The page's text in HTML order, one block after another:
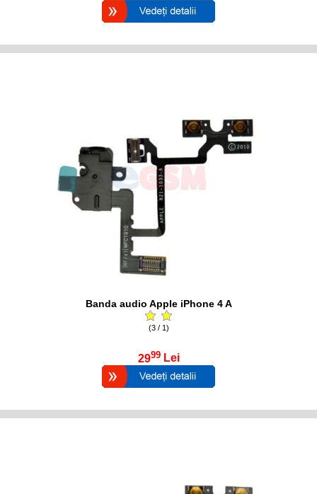
Banda audio Apple iPhone 4 A
(3 / 1)
2999 Lei